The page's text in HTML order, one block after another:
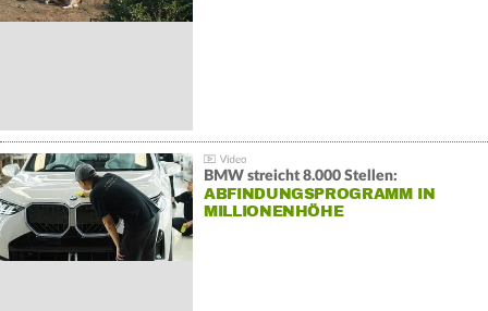
BMW streicht 8.000 Stellen:
ABFINDUNGSPROGRAMM IN
MILLIONENHÖHE